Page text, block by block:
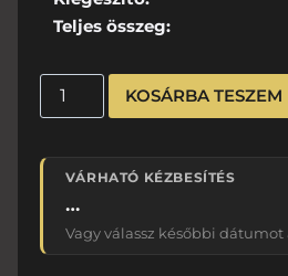
Teljes összeg:
KOSÁRBA TESZEM
VÁRHATÓ KÉZBESÍTÉS
…
Vagy válassz későbbi